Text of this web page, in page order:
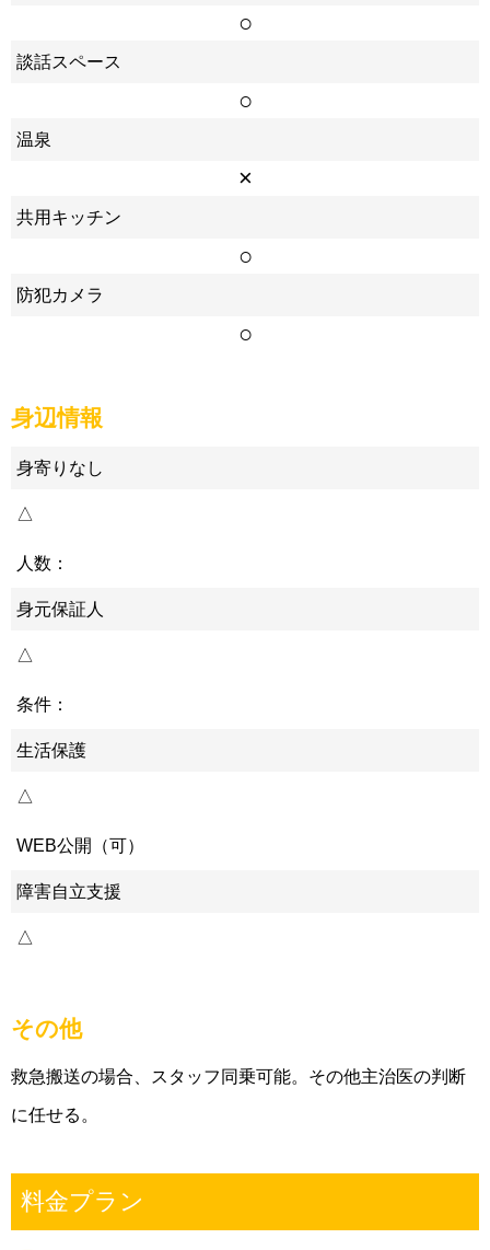
○
談話スペース
○
温泉
×
共用キッチン
○
防犯カメラ
○
身辺情報
身寄りなし
△
人数：
身元保証人
△
条件：
生活保護
△
WEB公開（可）
障害自立支援
△
その他
救急搬送の場合、スタッフ同乗可能。その他主治医の判断
に任せる。
料金プラン